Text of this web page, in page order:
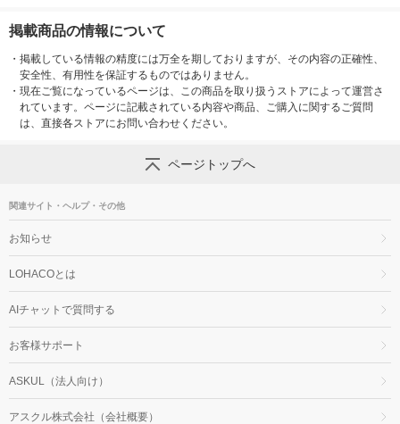
掲載商品の情報について
・ 掲載している情報の精度には万全を期しておりますが、その内容の正確性、
安全性、有用性を保証するものではありません。
・ 現在ご覧になっているページは、この商品を取り扱うストアによって運営さ
れています。ページに記載されている内容や商品、ご購入に関するご質問
は、直接各ストアにお問い合わせください。
ページトップへ
関連サイト・ヘルプ・その他
お知らせ
LOHACOとは
AIチャットで質問する
お客様サポート
ASKUL（法人向け）
アスクル株式会社（会社概要）